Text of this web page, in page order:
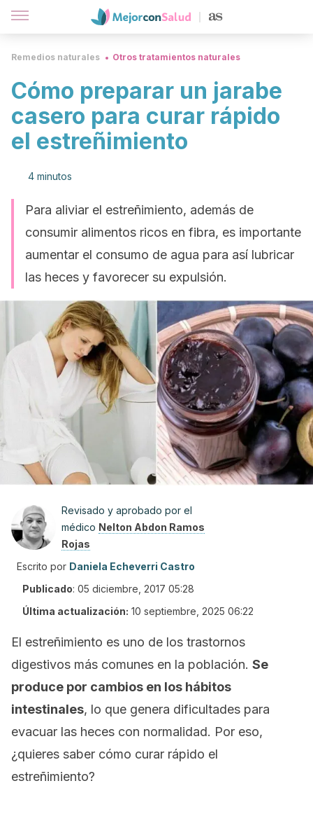
Remedios naturales Otros tratamientos naturales
Cómo preparar un jarabe
casero para curar rápido
el estreñimiento
4 minutos
Para aliviar el estreñimiento, además de
consumir alimentos ricos en fibra, es importante
aumentar el consumo de agua para así lubricar
las heces y favorecer su expulsión.
Revisado y aprobado por el
médico Nelton Abdon Ramos
Rojas
Escrito por Daniela Echeverri Castro
Publicado: 05 diciembre, 2017 05:28
Última actualización: 10 septiembre, 2025 06:22
El estreñimiento es uno de los trastornos
digestivos más comunes en la población. Se
produce por cambios en los hábitos
intestinales, lo que genera dificultades para
evacuar las heces con normalidad. Por eso,
¿quieres saber cómo curar rápido el
estreñimiento?